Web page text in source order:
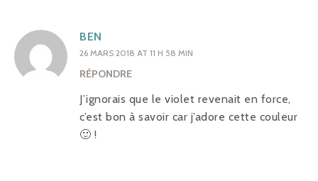
BEN
26 MARS 2018 AT 11 H 58 MIN
RÉPONDRE
J’ignorais que le violet revenait en force,
c’est bon à savoir car j’adore cette couleur
🙂 !